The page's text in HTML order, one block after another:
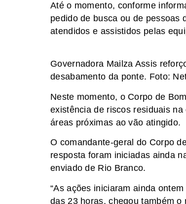
Até o momento, conforme
pedido de busca ou de pessoas
atendidos e assistidos pelas
Governadora Mailza Assis
desabamento da ponte. Foto:
Neste momento, o Corpo de
existência de riscos residuais
áreas próximas ao vão atingido.
O comandante-geral do Corpo
resposta foram iniciadas ainda
enviado de Rio Branco.
“As ações iniciaram ainda
das 23 horas, chegou também